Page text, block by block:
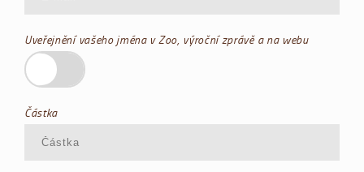
Uveřejnění vašeho jména v Zoo, výroční zprávě a na webu
Částka